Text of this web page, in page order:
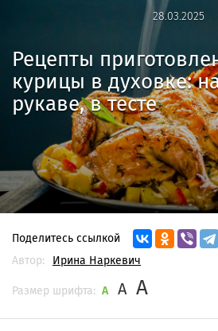
28.03.2025
28.03.2025
Рецепты
курицы в духовке:
рукаве, в тесте
Поделитесь ссылкой
Автор:
Ирина Наркевич
Размер шрифта: A A A